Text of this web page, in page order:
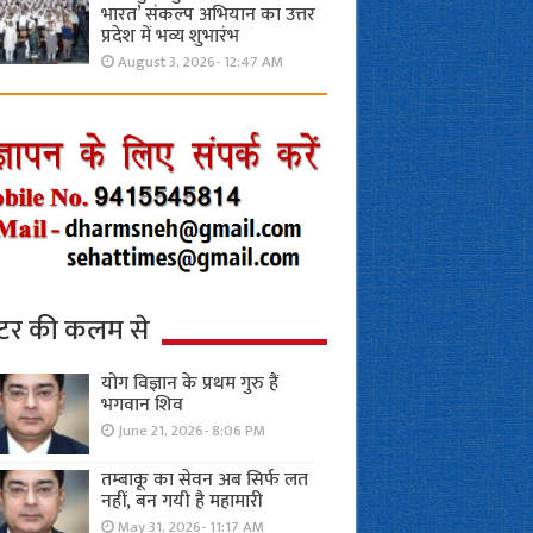
भारत’ संकल्प अभियान का उत्तर
प्रदेश में भव्य शुभारंभ
August 3, 2026- 12:47 AM
की कलम से
योग विज्ञान के प्रथम गुरु हैं
भगवान शिव
June 21, 2026- 8:06 PM
तम्बाकू का सेवन अब सिर्फ लत
नहीं, बन गयी है महामारी